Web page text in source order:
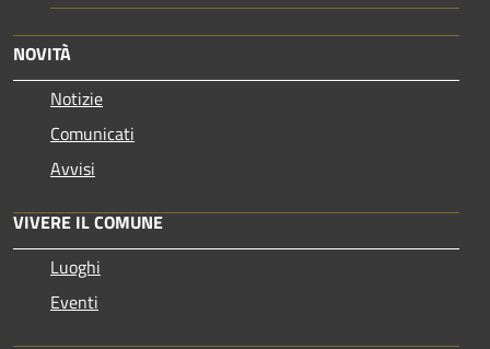
NOVITÀ
Notizie
Comunicati
Avvisi
VIVERE IL COMUNE
Luoghi
Eventi